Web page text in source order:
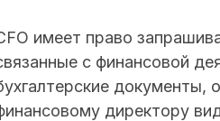
имеет право
с финансовой
документы,
директору